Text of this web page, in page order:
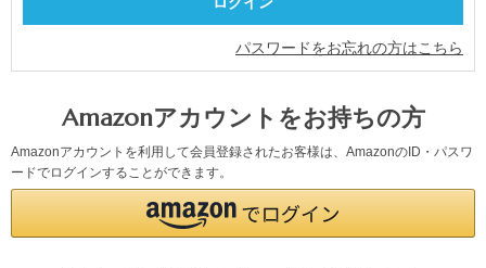
パスワードをお忘れの方はこちら
Amazonアカウントをお持ちの方
Amazonアカウントを利用して会員登録されたお客様は、AmazonのID・パスワ
ードでログインすることができます。